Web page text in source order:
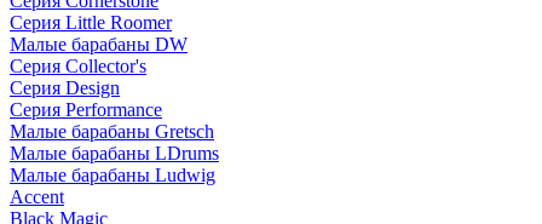
Серия Little Roomer
Малые барабаны DW
Серия Collector's
Серия Design
Серия Performance
Малые барабаны Gretsch
Малые барабаны LDrums
Малые барабаны Ludwig
Accent
Black Magic